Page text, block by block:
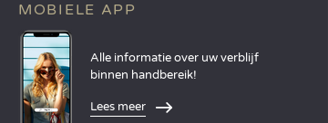
MOBIELE APP
Alle informatie over uw verblijf
binnen handbereik!
Lees meer